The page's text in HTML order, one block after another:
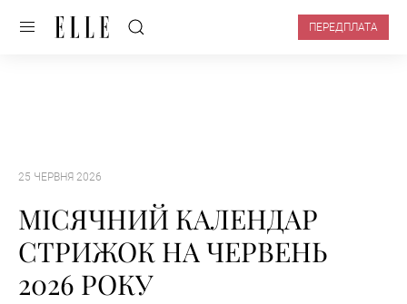
ПЕРЕДПЛАТА
25 ЧЕРВНЯ 2026
МІСЯЧНИЙ КАЛЕНДАР
СТРИЖОК НА ЧЕРВЕНЬ
2026 РОКУ